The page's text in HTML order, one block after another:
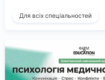
Для всіх спеціальностей